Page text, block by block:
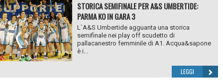
STORICA SEMIFINALE PER A&S UMBERTIDE:
PARMA KO IN GARA 3
L`A&S Umbertide agguanta una storica
semifinale nei play off scudetto di
pallacanestro femminile di A1. Acqua&sapone
è i...
LEGGI